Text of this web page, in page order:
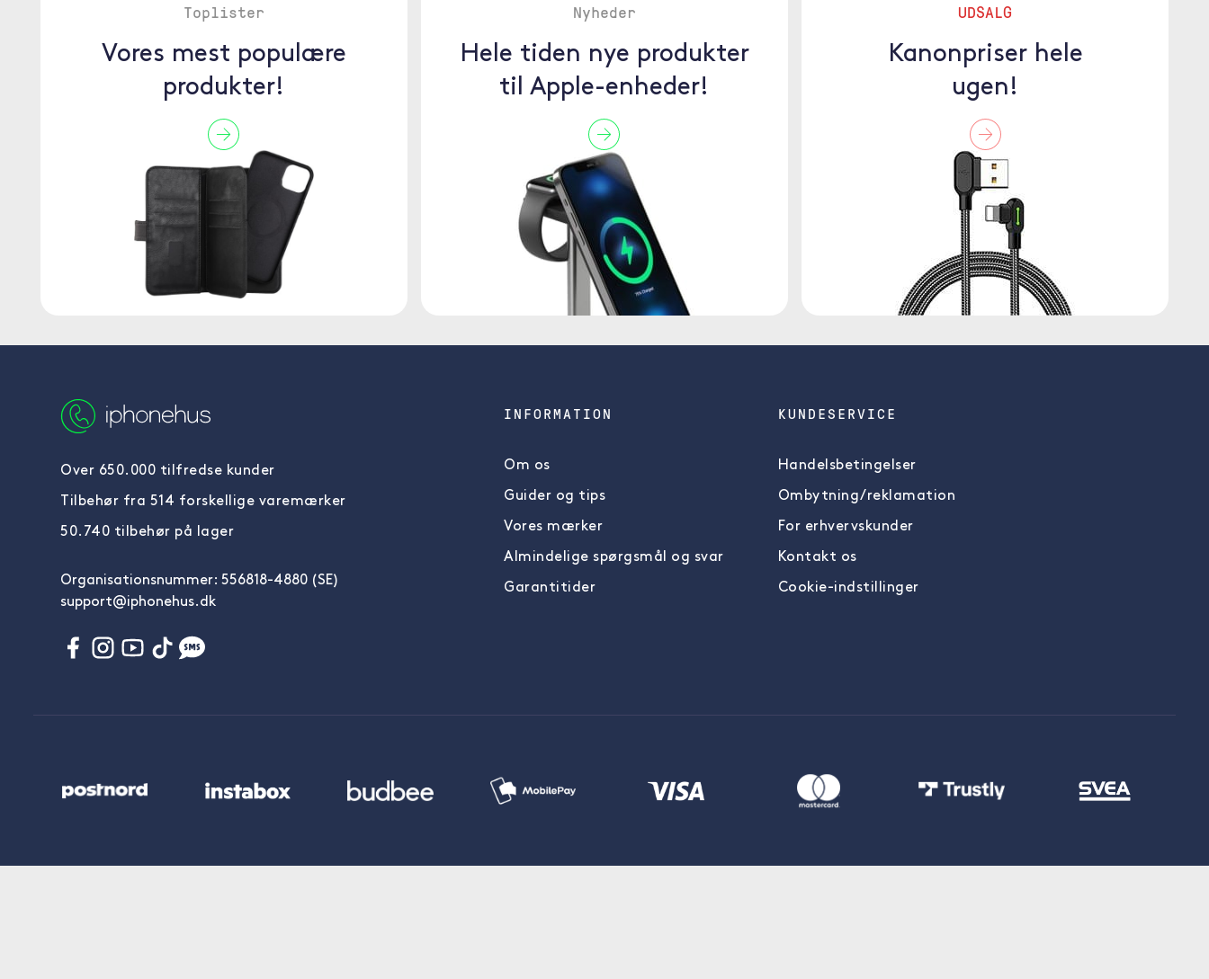
Toplister
Vores mest populære
produkter!
Nyheder
Hele tiden nye produkter
til Apple-enheder!
UDSALG
Kanonpriser hele
ugen!
Over 650.000 tilfredse kunder
Tilbehør fra 514 forskellige varemærker
50.740 tilbehør på lager
Organisationsnummer: 556818-4880 (SE)
support@iphonehus.dk
INFORMATION
Om os
Guider og tips
Vores mærker
Almindelige spørgsmål og svar
Garantitider
KUNDESERVICE
Handelsbetingelser
Ombytning/reklamation
For erhvervskunder
Kontakt os
Cookie-indstillinger